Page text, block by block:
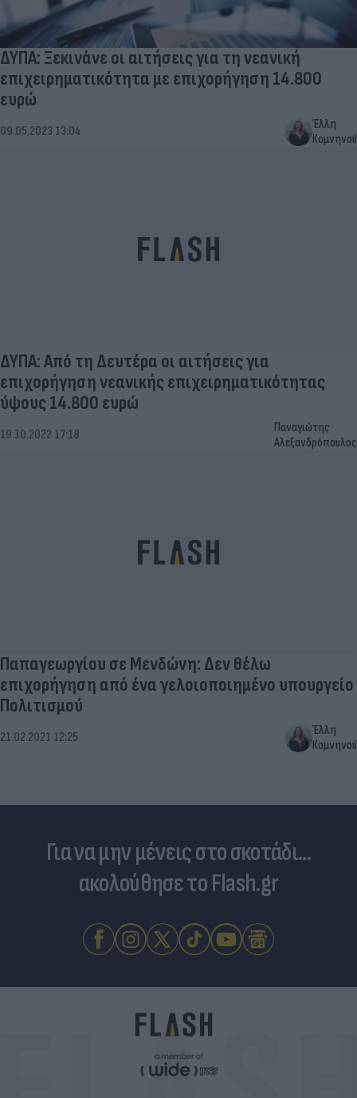
ΔΥΠΑ: Ξεκινάνε οι αιτήσεις για τη νεανική
επιχειρηματικότητα με επιχορήγηση 14.800
ευρώ
09.05.2023 13:04
Έλλη
Κομνηνού
ΔΥΠΑ: Από τη Δευτέρα οι αιτήσεις για
επιχορήγηση νεανικής επιχειρηματικότητας
ύψους 14.800 ευρώ
19.10.2022 17:18
Παναγιώτης
Αλεξανδρόπουλος
Παπαγεωργίου σε Μενδώνη: Δεν θέλω
επιχορήγηση από ένα γελοιοποιημένο υπουργείο
Πολιτισμού
21.02.2021 12:25
Έλλη
Κομνηνού
Για να μην μένεις στο σκοτάδι...
ακολούθησε το Flash.gr